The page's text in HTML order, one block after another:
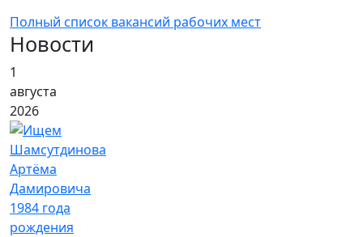
Полный список вакансий рабочих мест
Новости
1
августа
2026